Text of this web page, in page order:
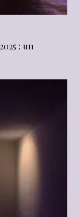
: un